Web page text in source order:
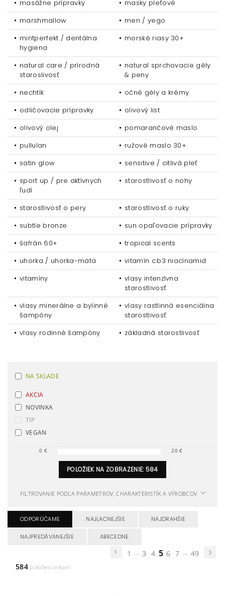
masážne prípravky
masky pleťové
marshmallow
men / yego
mintperfekt / dentálna
hygiena
morské riasy 30+
natural care / prírodná
staroslivosť
natural sprchovacie gély
& peny
nechtík
očné gély a krémy
odličovacie prípravky
olivový list
olivový olej
pomarančové maslo
pullulan
ružové maslo 30+
satin glow
sensitive / citlivá pleť
sport up / pre aktívnych
ľudí
starostlivosť o nohy
starostlivosť o pery
starostlivosť o ruky
subtle bronze
sun opaľovacie prípravky
šafrán 60+
tropical scents
uhorka / uhorka-mäta
vitamín c.b3 niacínamid
vitamíny
vlasy intenzívna
starostlivosť
vlasy minerálne a bylinné
šampóny
vlasy rastlinná esenciálna
starostlivosť
vlasy rodinné šampóny
základná starostlivosť
NA SKLADE
AKCIA
NOVINKA
TIP
VEGAN
0 € 20€
POLOŽIEK NA ZOBRAZENIE: 584
FILTROVANIE PODĽA PARAMETROV, CHARAKTERISTÍK A VÝROBCOV
ODPORÚČAME NAJLACNEJŠIE NAJDRAHŠIE
NAJPREDÁVANEJŠIE ABECEDNE
1 ... 3 4 5 6 7 ... 49
584položiek celkom